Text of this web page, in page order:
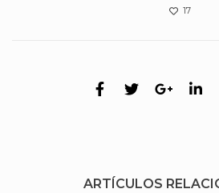
17
ARTÍCULOS